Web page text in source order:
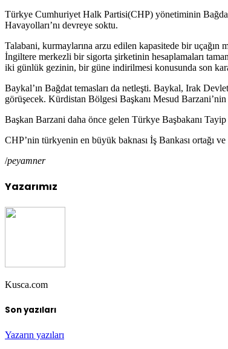
Türkye Cumhuriyet Halk Partisi(CHP) yönetiminin
Havayolları’nı devreye soktu.
Talabani, kurmaylarına arzu edilen kapasitede bir uçağın
İngiltere merkezli bir sigorta şirketinin hesaplamaları
iki günlük gezinin, bir güne indirilmesi konusunda son
Baykal’ın Bağdat temasları da netleşti. Baykal, Irak
görüşecek. Kürdistan Bölgesi Başkanı Mesud
Başkan Barzani daha önce gelen Türkye Başbakanı
CHP’nin türkyenin en büyük baknası İş Bankası ortağı
/peyamner
Yazarımız
Kusca.com
Son yazıları
Yazarın yazıları